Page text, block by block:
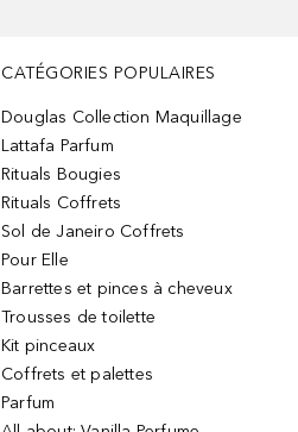
CATÉGORIES POPULAIRES
Douglas Collection Maquillage
Lattafa Parfum
Rituals Bougies
Rituals Coffrets
Sol de Janeiro Coffrets
Pour Elle
Barrettes et pinces à cheveux
Trousses de toilette
Kit pinceaux
Coffrets et palettes
Parfum